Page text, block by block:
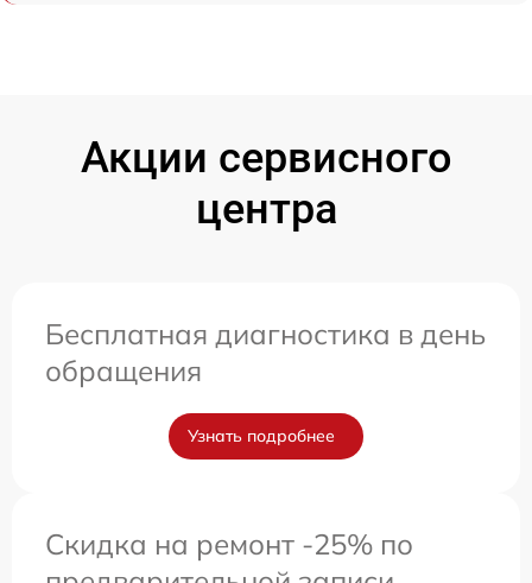
Акции сервисного
центра
Бесплатная диагностика в день
обращения
Узнать подробнее
Скидка на ремонт -25% по